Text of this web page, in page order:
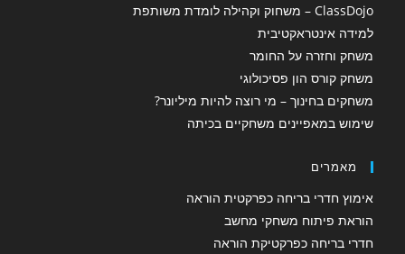
ClassDojo – משחוק וקהילה לומדת משותפת
למידה אינטראקטיבית
משחק וחזרה על החומר
משחק קורס הון פסיכולוגי
משחקים בחינוך – מי רוצה להיות מיליונר?
שימוש במאפיינים משחקיים בכיתה
מאמרים
אימוץ חדרי בריחה כפרקטית הוראה
הוראת פיתוח משחקי מחשב
חדרי בריחה כפרקטיקת הוראה